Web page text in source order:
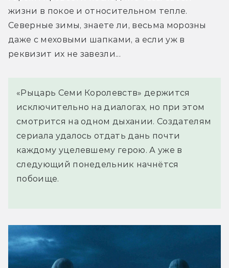
жизни в покое и относительном тепле.
Северные зимы, знаете ли, весьма морозны
даже с меховыми шапками, а если уж в
реквизит их не завезли...
«Рыцарь Семи Королевств» держится
исключительно на диалогах, но при этом
смотрится на одном дыхании. Создателям
сериала удалось отдать дань почти
каждому уцелевшему герою. А уже в
следующий понедельник начнётся
побоище.